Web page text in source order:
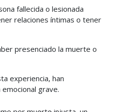
fallecida o lesionada
relaciones íntimas o tener
presenciado la muerte o
experiencia, han
grave.